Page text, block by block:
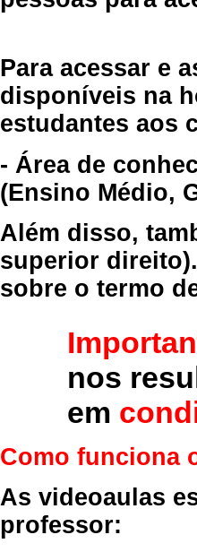
Para acessar e
disponíveis na
estudantes aos
- Área de
(Ensino Médio,
Além disso,
superior
sobre o termo
nos
em
Como funciona
As videoaulas
professor: